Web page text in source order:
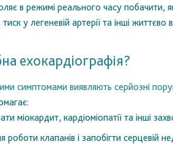
в режимі реального часу побачити,
у легеневій артерії та інші життєво
ехокардіографія?
симптомами виявляють серйозні
міокардит, кардіоміопатії та інші
клапанів і запобігти серцевій